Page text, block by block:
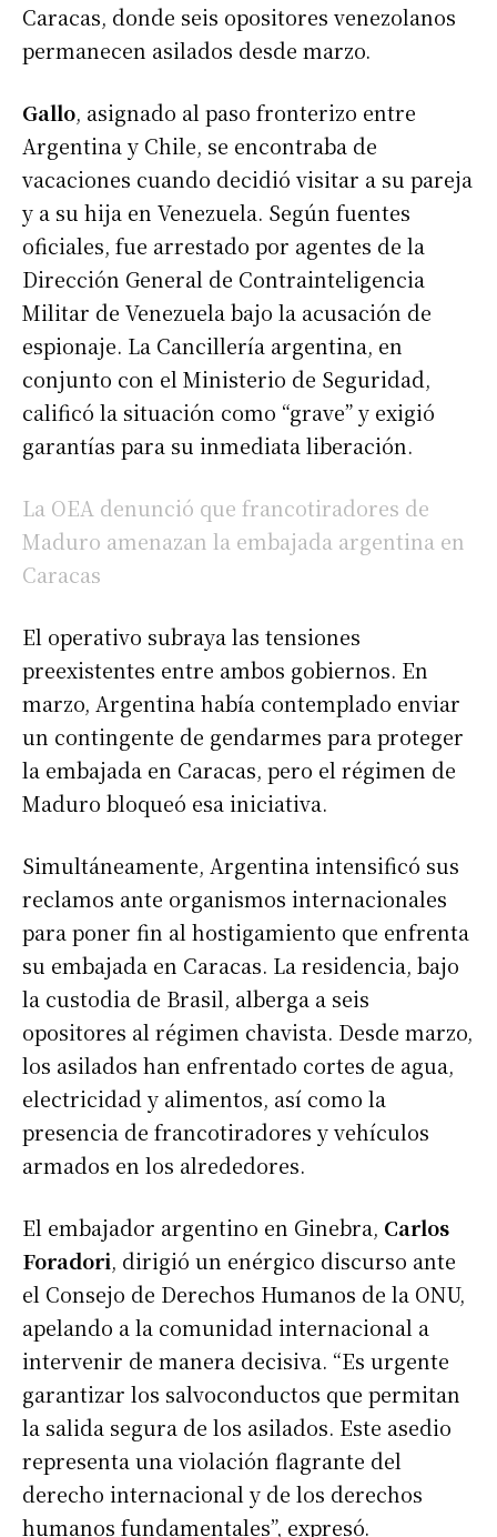
Caracas, donde seis opositores venezolanos
permanecen asilados desde marzo.
Gallo, asignado al paso fronterizo entre
Argentina y Chile, se encontraba de
vacaciones cuando decidió visitar a su pareja
y a su hija en Venezuela. Según fuentes
oficiales, fue arrestado por agentes de la
Dirección General de Contrainteligencia
Militar de Venezuela bajo la acusación de
espionaje. La Cancillería argentina, en
conjunto con el Ministerio de Seguridad,
calificó la situación como “grave” y exigió
garantías para su inmediata liberación.
La OEA denunció que francotiradores de
Maduro amenazan la embajada argentina en
Caracas
El operativo subraya las tensiones
preexistentes entre ambos gobiernos. En
marzo, Argentina había contemplado enviar
un contingente de gendarmes para proteger
la embajada en Caracas, pero el régimen de
Maduro bloqueó esa iniciativa.
Simultáneamente, Argentina intensificó sus
reclamos ante organismos internacionales
para poner fin al hostigamiento que enfrenta
su embajada en Caracas. La residencia, bajo
la custodia de Brasil, alberga a seis
opositores al régimen chavista. Desde marzo,
los asilados han enfrentado cortes de agua,
electricidad y alimentos, así como la
presencia de francotiradores y vehículos
armados en los alrededores.
El embajador argentino en Ginebra, Carlos
Foradori, dirigió un enérgico discurso ante
el Consejo de Derechos Humanos de la ONU,
apelando a la comunidad internacional a
intervenir de manera decisiva. “Es urgente
garantizar los salvoconductos que permitan
la salida segura de los asilados. Este asedio
representa una violación flagrante del
derecho internacional y de los derechos
humanos fundamentales”, expresó.